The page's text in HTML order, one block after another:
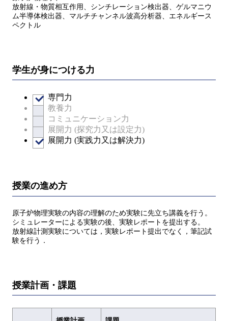
放射線・物質相互作用、シンチレーション検出器、ゲルマニウ
ム半導体検出器、マルチチャンネル波高分析器、エネルギース
ペクトル
学生が身につける力
専門力
教養力
コミュニケーション力
展開力 (探究力又は設定力)
展開力 (実践力又は解決力)
授業の進め方
原子炉物理実験の内容の理解のため実験に先立ち講義を行う。
シミュレーターによる実験の後、実験レポートを提出する。
放射線計測実験については，実験レポート提出でなく，筆記試
験を行う．
授業計画・課題